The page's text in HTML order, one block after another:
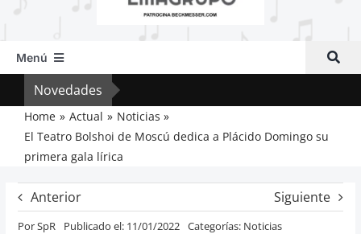
Menú
Inicio
Actual
Artículos
Crítica
Previos de ópera
Entrevistas
Novedades
Home Actual
Noticias
El Teatro Bolshoi de Moscú dedica a Plácido Domingo su
primera gala lírica
Anterior Siguiente
PorSpR Publicado el: 11/01/2022 Categorías: Noticias